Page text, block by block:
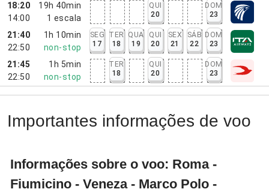
18:20
14:00
19h 40min
1 escala
QUI
20
DOM
23
21:40
22:50
1h 10min
non-stop
SEG
17
TER
18
QUA
19
QUI
20
SEX
21
SÁB
22
DOM
23
21:45
22:50
1h 5min
non-stop
TER
18
QUI
20
DOM
23
Importantes informações de voo
Informações sobre o voo: Roma -
Fiumicino - Veneza - Marco Polo -